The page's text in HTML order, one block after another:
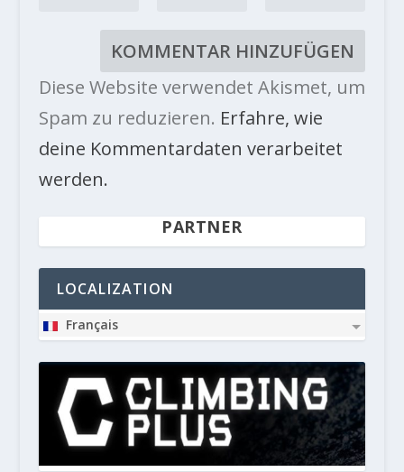
Diese Website verwendet Akismet, um
Spam zu reduzieren. Erfahre, wie
deine Kommentardaten verarbeitet
werden.
PARTNER
LOCALIZATION
Français